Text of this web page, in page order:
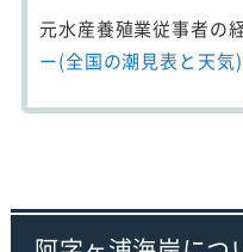
元水産養殖業従事者の
ー(全国の潮見表と天気)